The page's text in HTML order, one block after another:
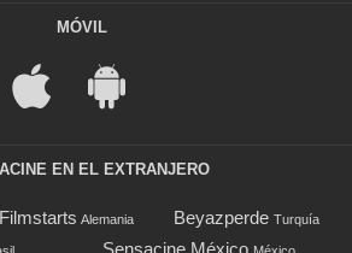
MÓVIL
EN EL EXTRANJERO
Filmstarts Alemania Beyazperde Turquía
Sensacine México